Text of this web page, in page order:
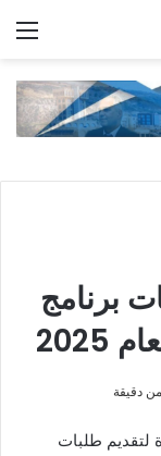
برنامج
دقيقة
لتقديم طلبات